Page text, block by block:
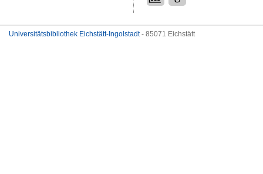
Universitätsbibliothek Eichstätt-Ingolstadt- 85071 Eichstätt